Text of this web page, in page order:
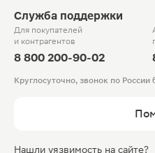
Служба поддержки
Для покупателей
и контрагентов
8 800 200-90-02
Круглосуточно, звонок по России
Нашли уязвимость на сайте?